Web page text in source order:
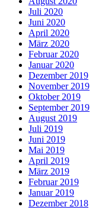
Juli 2020
Juni 2020
April 2020
März 2020
Februar 2020
Januar 2020
Dezember 2019
November 2019
Oktober 2019
September 2019
August 2019
Juli 2019
Juni 2019
Mai 2019
April 2019
März 2019
Februar 2019
Januar 2019
Dezember 2018